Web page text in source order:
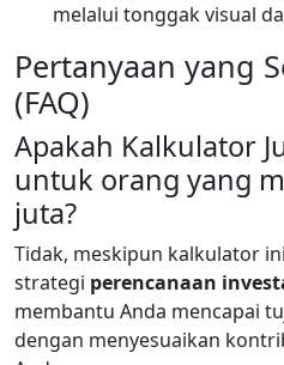
melalui tonggak visual
Pertanyaan yang
(FAQ)
Apakah Kalkulator
untuk orang yang
juta?
Tidak, meskipun kalkulator
strategi perencanaan
membantu Anda mencapai
dengan menyesuaikan